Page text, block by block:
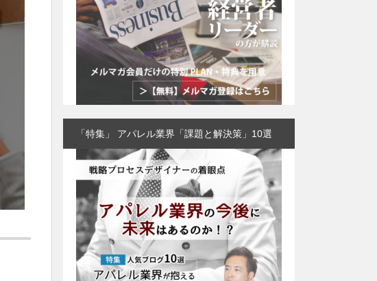
「特集」 アパレル業界「課題と解決策」10選